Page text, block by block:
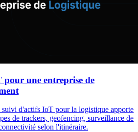
une entreprise de
suivi d'actifs IoT pour la logistique apporte
de trackers, geofencing, surveillance de
selon l'itinéraire.